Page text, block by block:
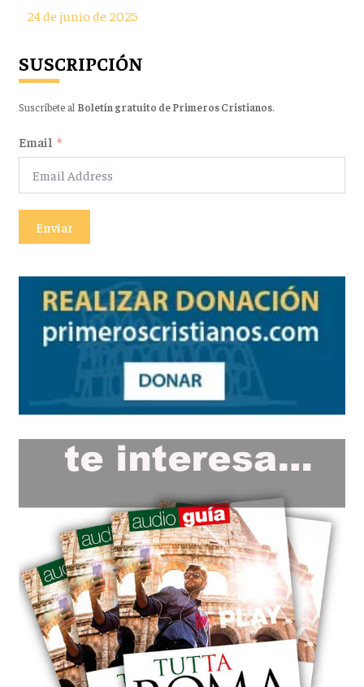
24 de junio de 2025
SUSCRIPCIÓN
Suscríbete al Boletín gratuito de Primeros Cristianos.
Email
Enviar